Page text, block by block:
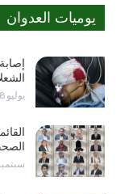
يوميات العدوان
يوليو 28, 2026
سبتمبر 14,